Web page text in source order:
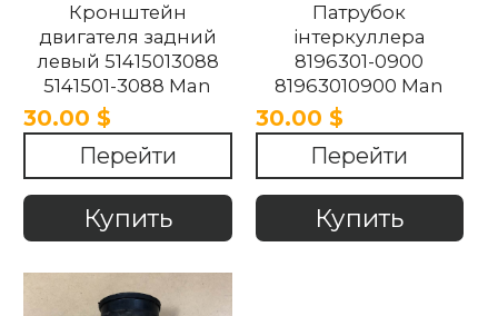
Кронштейн
двигателя задний
левый 51415013088
5141501-3088 Man
TGA 2007-2021
30.00 $
Перейти
Купить
Патрубок
інтеркуллера
8196301-0900
81963010900 Man
TGA 2007-2021
30.00 $
Перейти
Купить